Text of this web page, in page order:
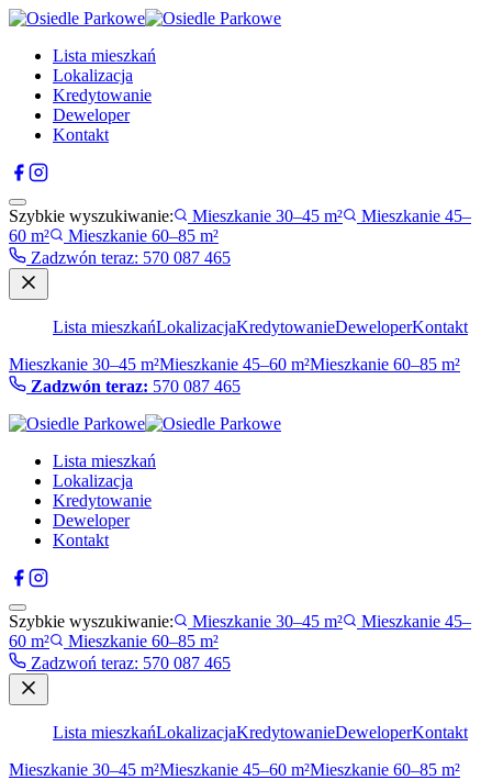
Lista mieszkań
Lokalizacja
Kredytowanie
Deweloper
Kontakt
Szybkie wyszukiwanie: Mieszkanie 30–45 m²
Mieszkanie 45–
60 m²
Mieszkanie 60–85 m²
Zadzwón teraz: 570 087 465
Lista mieszkańLokalizacjaKredytowanieDeweloperKontakt
Mieszkanie 30–45 m²Mieszkanie 45–60 m²Mieszkanie 60–85 m²
Zadzwón teraz: 570 087 465
Lista mieszkań
Lokalizacja
Kredytowanie
Deweloper
Kontakt
Szybkie wyszukiwanie: Mieszkanie 30–45 m²
Mieszkanie 45–
60 m²
Mieszkanie 60–85 m²
Zadzwoń teraz: 570 087 465
Lista mieszkańLokalizacjaKredytowanieDeweloperKontakt
Mieszkanie 30–45 m²Mieszkanie 45–60 m²Mieszkanie 60–85 m²